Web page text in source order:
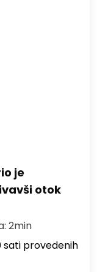
je
otok
2min
sati provedenih